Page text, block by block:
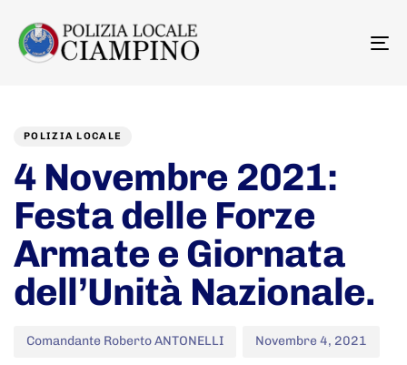
POLIZIA LOCALE
4 Novembre 2021:
Festa delle Forze
Armate e Giornata
dell’Unità Nazionale.
Comandante Roberto ANTONELLI Novembre 4, 2021